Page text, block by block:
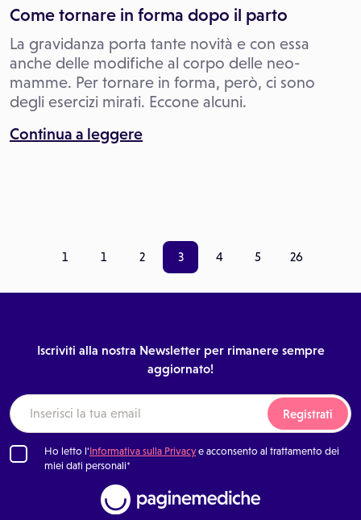
Come tornare in forma dopo il parto
La gravidanza porta tante novità e con essa
anche delle modifiche al corpo delle neo-
mamme. Per tornare in forma, però, ci sono
degli esercizi mirati. Eccone alcuni.
Continua a leggere
1 1 2 3 4 5 26
Iscriviti alla nostra Newsletter per rimanere sempre
aggiornato!
Registrati
Ho letto l'Informativa sulla Privacye acconsento al trattamento dei
miei dati personali*